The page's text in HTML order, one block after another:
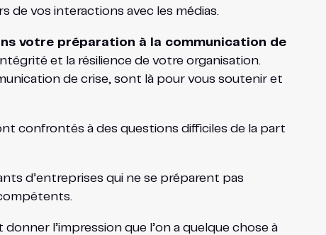
de vos interactions avec les médias.
votre préparation à la communication de
et la résilience de votre organisation.
de crise, sont là pour vous soutenir et
confrontés à des questions difficiles de la part
d’entreprises qui ne se préparent pas
l’impression que l’on a quelque chose à